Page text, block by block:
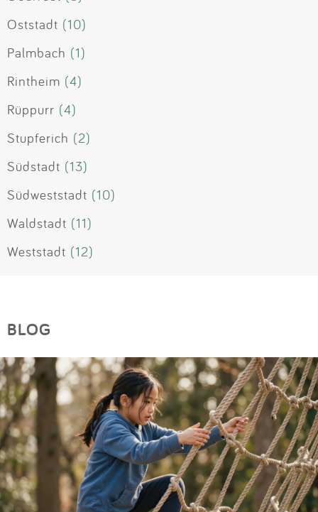
Oststadt (10)
Palmbach (1)
Rintheim (4)
Rüppurr (4)
Stupferich (2)
Südstadt (13)
Südweststadt (10)
Waldstadt (11)
Weststadt (12)
BLOG